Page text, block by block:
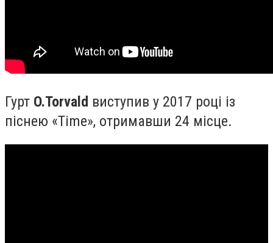
Гурт O.Torvald виступив у 2017 році із
піснею «Time», отримавши 24 місце.